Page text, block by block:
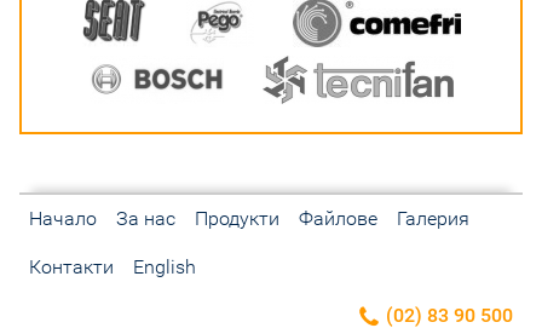
Начало За нас Продукти Файлове Галерия
Контакти English
(02) 83 90 500